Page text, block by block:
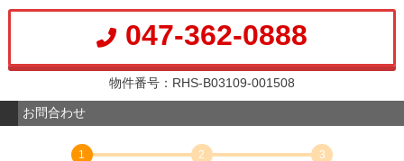
047-362-0888
物件番号：RHS-B03109-001508
お問合わせ
1
2
3